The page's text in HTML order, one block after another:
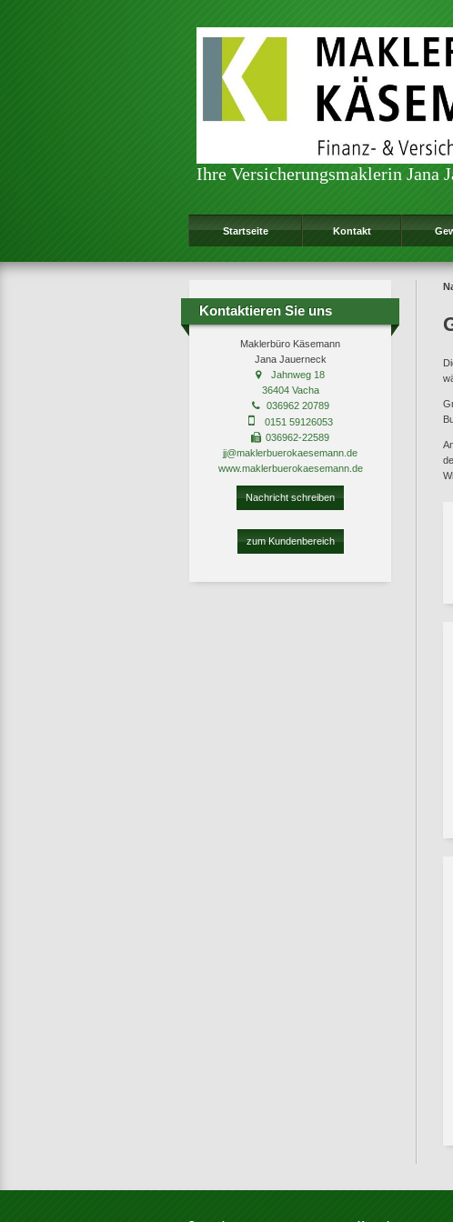
Ihre Versicherungsmaklerin Jana
Startseite Kontakt
Kontaktieren Sie uns
Maklerbüro Käsemann
Jana Jauerneck
Jahnweg 18
36404 Vacha
036962 20789
0151 59126053
036962-22589
jj@maklerbuerokaesemann.de
www.maklerbuerokaesemann.de
Nachricht schreiben
zum Kundenbereich